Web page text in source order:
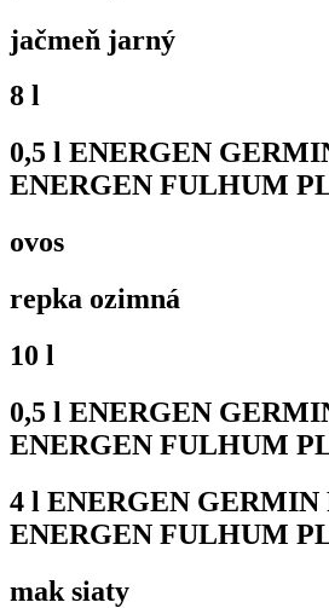
jačmeň jarný
8 l
0,5 l ENERGEN
ENERGEN FULHUM
ovos
repka ozimná
10 l
0,5 l ENERGEN
ENERGEN FULHUM
4 l ENERGEN GERMIN
ENERGEN FULHUM
mak siaty